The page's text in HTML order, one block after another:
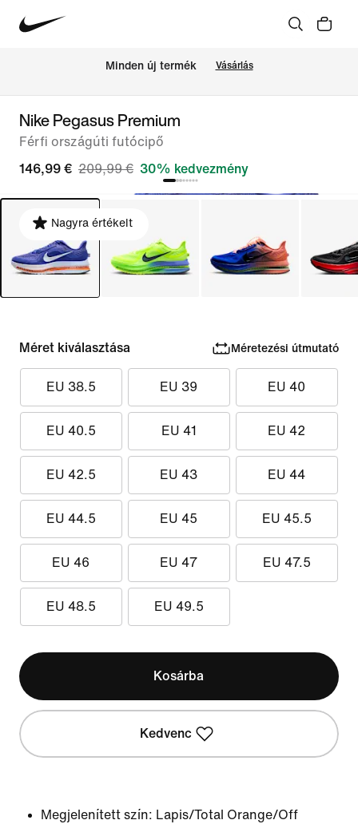
Minden új termék Vásárlás
Nike Pegasus Premium
Férfi országúti futócipő
146,99 € 209,99 € 30% kedvezmény
Nagyra értékelt
Méret kiválasztása Méretezési útmutató
EU 38.5 EU 39 EU 40
EU 40.5 EU 41 EU 42
EU 42.5 EU 43 EU 44
EU 44.5 EU 45 EU 45.5
EU 46 EU 47 EU 47.5
EU 48.5 EU 49.5
Kosárba
Kedvenc
Megjelenített szín: Lapis/Total Orange/Off